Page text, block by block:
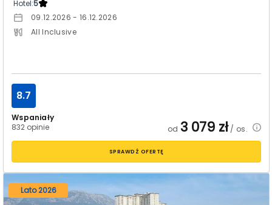
Hotel:5
09.12.2026 - 16.12.2026
All Inclusive
Wspaniały
832 opinie
8.7
od 3 079 zł/ os.
SPRAWDŹ OFERTĘ
Lato 2026